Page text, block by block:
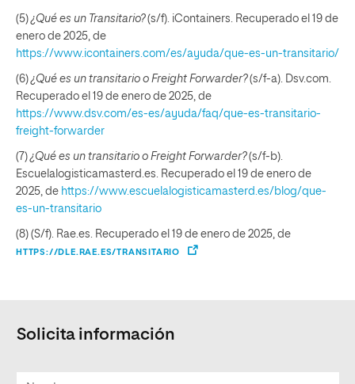
(5) ¿Qué es un Transitario?(s/f). iContainers. Recuperado el 19 de
enero de 2025, de
https://www.icontainers.com/es/ayuda/que-es-un-transitario/
(6) ¿Qué es un transitario o Freight Forwarder?(s/f-a). Dsv.com.
Recuperado el 19 de enero de 2025, de
https://www.dsv.com/es-es/ayuda/faq/que-es-transitario-
freight-forwarder
(7) ¿Qué es un transitario o Freight Forwarder?(s/f-b).
Escuelalogisticamasterd.es. Recuperado el 19 de enero de
2025, de https://www.escuelalogisticamasterd.es/blog/que-
es-un-transitario
(8) (S/f). Rae.es. Recuperado el 19 de enero de 2025, de
HTTPS://DLE.RAE.ES/TRANSITARIO
Solicita información